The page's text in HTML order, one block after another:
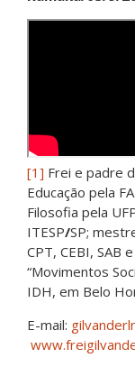
[1] Frei e padre
Educação pela
Filosofia pela
ITESP/SP;
CPT, CEBI, SAB
“Movimentos
IDH, em Belo
E-mail: